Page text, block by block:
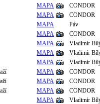
MAPA
CONDOR
MAPA
CONDOR
MAPA
Páv
MAPA
CONDOR
MAPA
Vladimír
MAPA
Vladimír
MAPA
Vladimír
MAPA
CONDOR
MAPA
CONDOR
MAPA
CONDOR
MAPA
Vladimír